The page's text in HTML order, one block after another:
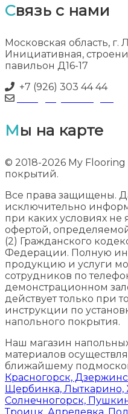
Связь с нами
Московская область, г.
Инициативная,
павильон Д16-17
+7 (926) 303 44 44
Мы на карте
© 2018-2026 My
покрытий.
Все права защищены.
исключительно
при каких условиях не
офертой,
(2) Гражданского
Федерации. Полную
продукцию и услуги
сотрудников по
демонстрационном
действует только при
инструкции по
напольного покрытия.
Наш магазин
материалов
ближайшему
Красногорск,
Щербинка,
Солнечногорск,